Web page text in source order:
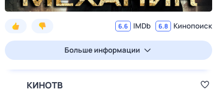
6.6 IMDb 6.8 Кинопоиск
Больше информации
КИНОТВ